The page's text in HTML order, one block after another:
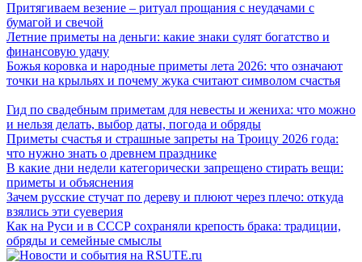
Притягиваем везение – ритуал прощания с неудачами с
бумагой и свечой
Летние приметы на деньги: какие знаки сулят богатство и
финансовую удачу
Божья коровка и народные приметы лета 2026: что означают
точки на крыльях и почему жука считают символом счастья
Гид по свадебным приметам для невесты и жениха: что можно
и нельзя делать, выбор даты, погода и обряды
Приметы счастья и страшные запреты на Троицу 2026 года:
что нужно знать о древнем празднике
В какие дни недели категорически запрещено стирать вещи:
приметы и объяснения
Зачем русские стучат по дереву и плюют через плечо: откуда
взялись эти суеверия
Как на Руси и в СССР сохраняли крепость брака: традиции,
обряды и семейные смыслы